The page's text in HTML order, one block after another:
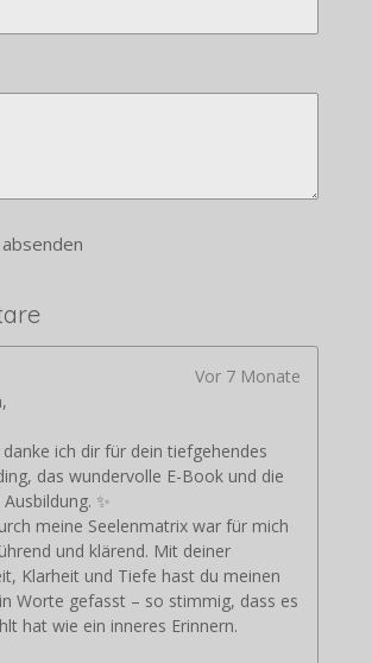
Vor 7 Monate
ich dir für dein tiefgehendes
das wundervolle E-Book und die
✨
meine Seelenmatrix war für mich
und klärend. Mit deiner
Klarheit und Tiefe hast du meinen
Worte gefasst – so stimmig, dass es
hat wie ein inneres Erinnern.